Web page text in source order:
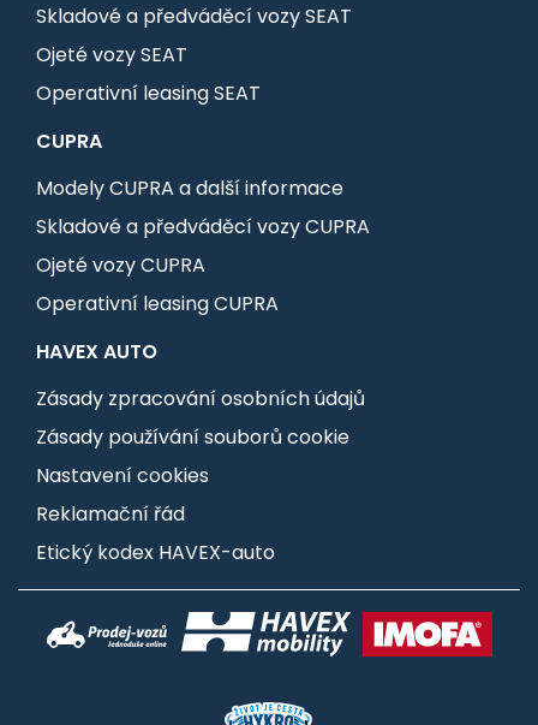
Skladové a předváděcí vozy SEAT
Ojeté vozy SEAT
Operativní leasing SEAT
CUPRA
Modely CUPRA a další informace
Skladové a předváděcí vozy CUPRA
Ojeté vozy CUPRA
Operativní leasing CUPRA
HAVEX AUTO
Zásady zpracování osobních údajů
Zásady používání souborů cookie
Nastavení cookies
Reklamační řád
Etický kodex HAVEX-auto